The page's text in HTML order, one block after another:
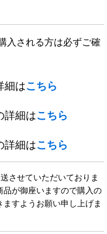
入される方は必ずご確
細はこちら
詳細はこちら
詳細はこちら
させていただいておりま
が御座いますので購入の
すようお願い申し上げま